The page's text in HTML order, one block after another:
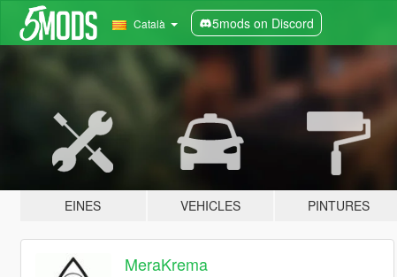
Català 5mods on Discord
EINES VEHICLES PINTURES
MeraKrema